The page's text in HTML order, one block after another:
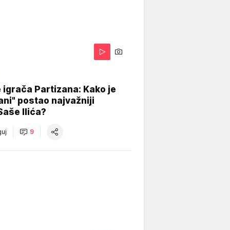
igrača Partizana: Kako je
postao najvažniji
Ilića?
9